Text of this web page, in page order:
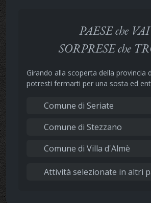
PAESE che VAI
SORPRESE che
Girando alla scoperta della provincia
potresti fermarti per una sosta ed
Comune di Seriate
Comune di Stezzano
Comune di Villa d'Almè
Attività selezionate in altri